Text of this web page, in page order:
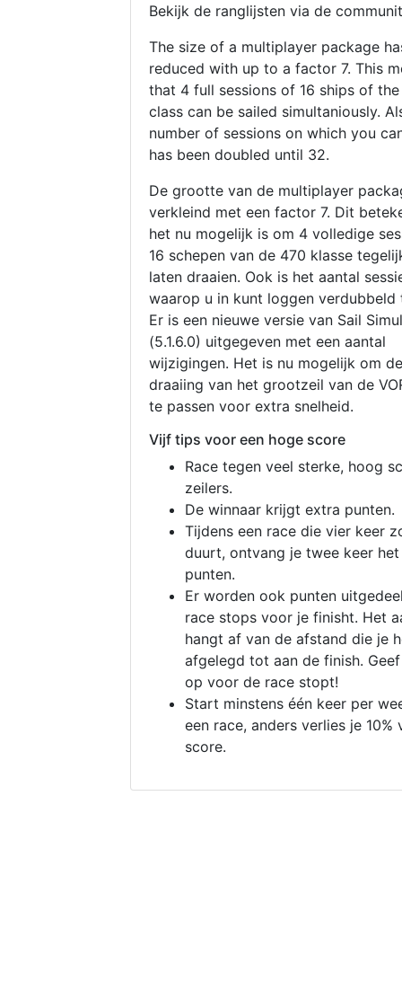
Bekijk de ranglijsten via de
The size of a multiplayer package
reduced with up to a factor 7. This
that 4 full sessions of 16 ships of
class can be sailed simultaniously.
number of sessions on which you
has been doubled until 32.
De grootte van de multiplayer
verkleind met een factor 7. Dit
het nu mogelijk is om 4 volledige
16 schepen van de 470 klasse
laten draaien. Ook is het aantal
waarop u in kunt loggen verdubbeld
Er is een nieuwe versie van Sail
(5.1.6.0) uitgegeven met een aantal
wijzigingen. Het is nu mogelijk om de
draaiing van het grootzeil van de
te passen voor extra snelheid.
Vijf tips voor een hoge score
Race tegen veel sterke, hoog
zeilers.
De winnaar krijgt extra punten.
Tijdens een race die vier keer
duurt, ontvang je twee keer
punten.
Er worden ook punten
race stops voor je finisht. Het
hangt af van de afstand die je
afgelegd tot aan de finish.
op voor de race stopt!
Start minstens één keer per
een race, anders verlies je 10%
score.